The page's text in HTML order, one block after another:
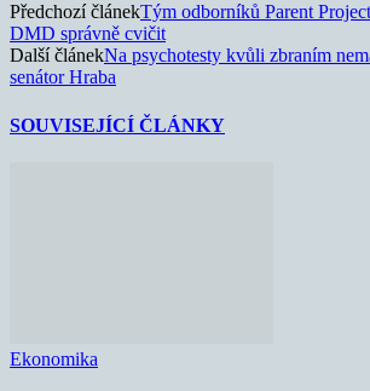
Předchozí článekTým odborníků Parent
DMD správně cvičit
Další článekNa psychotesty kvůli zbraním
senátor Hraba
SOUVISEJÍCÍ ČLÁNKY
Ekonomika